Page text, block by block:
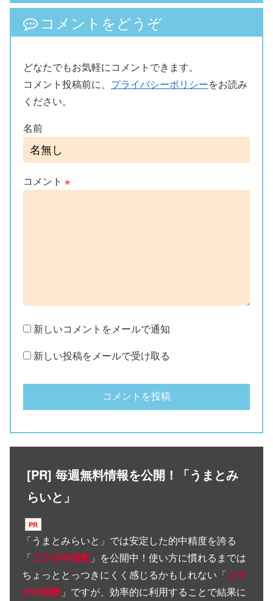
コメントをどうぞ
どなたでもお気軽にコメントできます。
コメント投稿前に、 プライバシーポリシーをお読み
ください。
名前
コメント ※
新しいコメントをメールで通知
新しい投稿をメールで受け取る
[PR] 毎週無料情報を公開！「うまとみ
らいと」
「うまとみらいと 」では安定した的中精度を誇る
「コラボ＠指数 」を公開中！使い方に慣れるまでは
ちょっととっつきにくく感じるかもしれない「コラ
ボ＠指数 」ですが、効率的に利用することで結果に